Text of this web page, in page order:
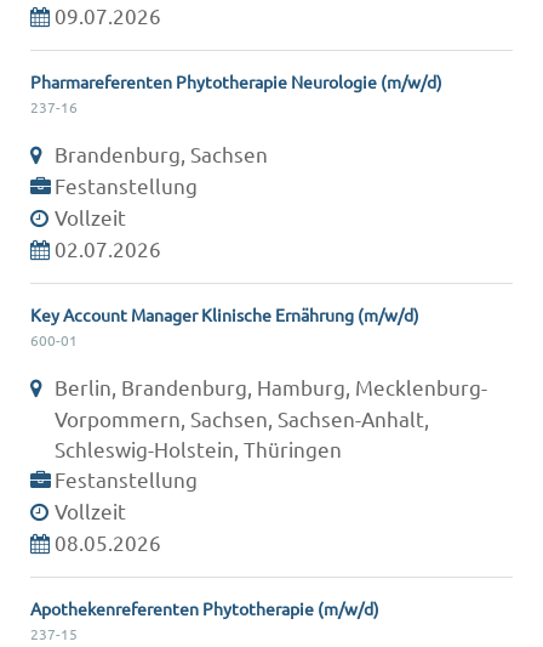
09.07.2026
Pharmareferenten Phytotherapie Neurologie (m/w/d)
237-16
Brandenburg, Sachsen
Festanstellung
Vollzeit
02.07.2026
Key Account Manager Klinische Ernährung (m/w/d)
600-01
Berlin, Brandenburg, Hamburg, Mecklenburg-
Vorpommern, Sachsen, Sachsen-Anhalt,
Schleswig-Holstein, Thüringen
Festanstellung
Vollzeit
08.05.2026
Apothekenreferenten Phytotherapie (m/w/d)
237-15